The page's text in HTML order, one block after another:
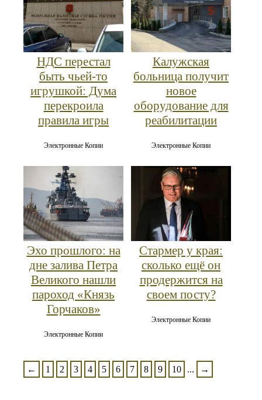
НДС перестал
быть чьей-то
игрушкой: Дума
перекроила
правила игры
Электронные Копии
Калужская
больница получит
новое
оборудование для
реабилитации
Электронные Копии
Эхо прошлого: на
дне залива Петра
Великого нашли
пароход «Князь
Горчаков»
Электронные Копии
Стармер у края:
сколько ещё он
продержится на
своем посту?
Электронные Копии
← 1 2 3 4 5 6 7 8 9 10 ... →